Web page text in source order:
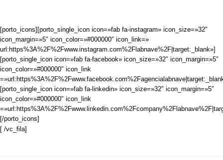
[porto_icons][porto_single_icon icon=»fab fa-instagram» icon_size=»32″
icon_margin=»5″ icon_color=»#000000″ icon_link=»
url:https%3A%2F%2Fwww.instagram.com%2Flabnave%2F|target:_blank»]
[porto_single_icon icon=»fab fa-facebook» icon_size=»32″ icon_margin=»5″
icon_color=»#000000″ icon_link
[porto_single_icon icon=»fab fa-linkedin» icon_size=»32″ icon_margin=»5″
icon_color=»#000000″ icon_link
[/porto_icons]
[ /vc_fila]